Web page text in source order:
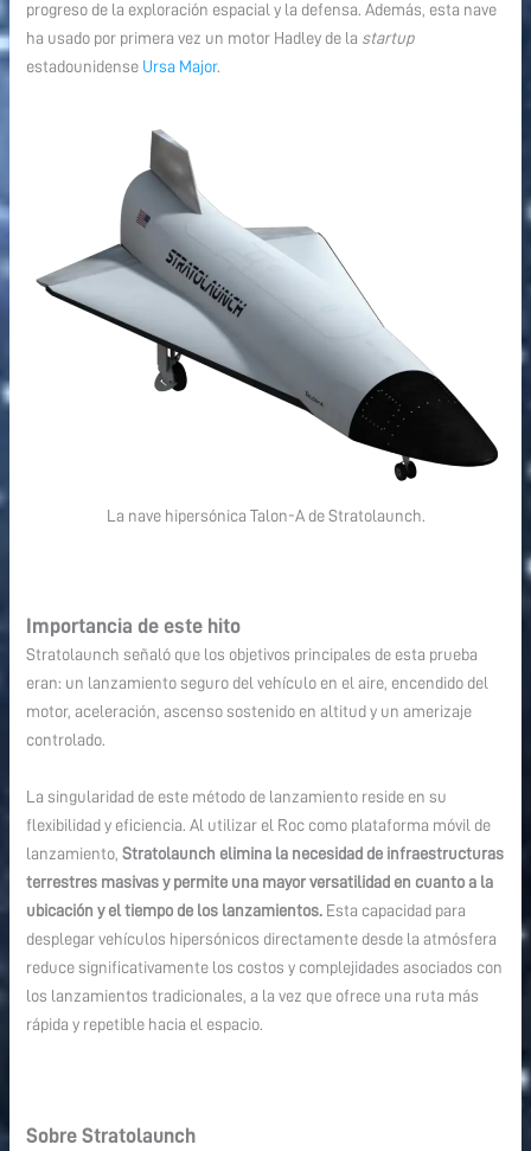
progreso de la exploración espacial y la defensa. Además, esta nave
ha usado por primera vez un motor Hadley de la startup
estadounidense Ursa Major.
La nave hipersónica Talon-A de Stratolaunch.
Importancia de este hito
Stratolaunch señaló que los objetivos principales de esta prueba
eran: un lanzamiento seguro del vehículo en el aire, encendido del
motor, aceleración, ascenso sostenido en altitud y un amerizaje
controlado.
La singularidad de este método de lanzamiento reside en su
flexibilidad y eficiencia. Al utilizar el Roc como plataforma móvil de
lanzamiento,Stratolaunch elimina la necesidad de infraestructuras
terrestres masivas y permite una mayor versatilidad en cuanto a la
ubicación y el tiempo de los lanzamientos. Esta capacidad para
desplegar vehículos hipersónicos directamente desde la atmósfera
reduce significativamente los costos y complejidades asociados con
los lanzamientos tradicionales, a la vez que ofrece una ruta más
rápida y repetible hacia el espacio.
Sobre Stratolaunch